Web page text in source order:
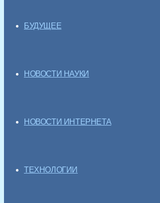
БУДУЩЕЕ
НОВОСТИ НАУКИ
НОВОСТИ ИНТЕРНЕТА
ТЕХНОЛОГИИ